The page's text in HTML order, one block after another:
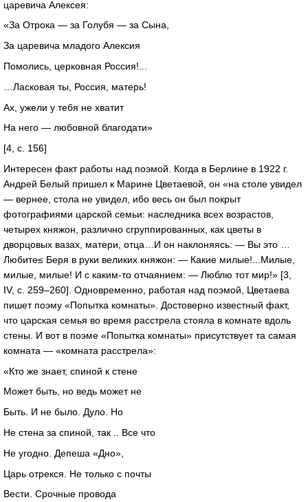
царевича Алексея:
«За Отрока — за Голубя — за Сына,
За царевича младого Алексия
Помолись, церковная Россия!...
…Ласковая ты, Россия, матерь!
Ах, ужели у тебя не хватит
На него — любовной благодати»
[4, с. 156]
Интересен факт работы над поэмой. Когда в Берлине в 1922 г.
Андрей Белый пришел к Марине Цветаевой, он «на столе увидел
— вернее, стола не увидел, ибо весь он был покрыт
фотографиями царской семьи: наследника всех возрастов,
четырех княжон, различно сгруппированных, как цветы в
дворцовых вазах, матери, отца…И он наклоняясь: — Вы это …
Любите≤ Беря в руки великих княжон: — Какие милые!...Милые,
милые, милые! И с каким-то отчаянием: — Люблю тот мир!» [3,
IV, с. 259–260]. Одновременно, работая над поэмой, Цветаева
пишет поэму «Попытка комнаты». Достоверно известный факт,
что царская семья во время расстрела стояла в комнате вдоль
стены. И вот в поэме «Попытка комнаты» присутствует та самая
комната — «комната расстрела»:
«Кто же знает, спиной к стене
Может быть, но ведь может не
Быть. И не было. Дуло. Но
Не стена за спиной, так .. Все что
Не угодно. Депеша «Дно»,
Царь отрекся. Не только с почты
Вести. Срочные провода